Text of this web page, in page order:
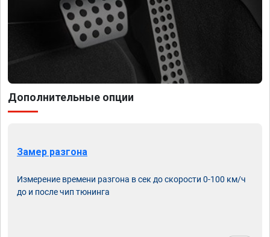
Дополнительные опции
Замер разгона
Измерение времени разгона в сек до скорости 0-100 км/ч
до и после чип тюнинга